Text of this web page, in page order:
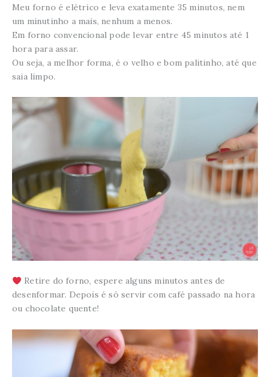
Meu forno é elétrico e leva exatamente 35 minutos, nem
um minutinho a mais, nenhum a menos.
Em forno convencional pode levar entre 45 minutos até 1
hora para assar.
Ou seja, a melhor forma, é o velho e bom palitinho, até que
saia limpo.
Retire do forno, espere alguns minutos antes de
desenformar. Depois é só servir com café passado na hora
ou chocolate quente!